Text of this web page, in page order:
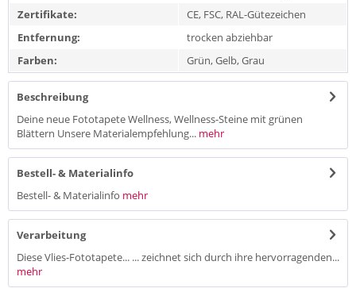
Zertifikate:
CE, FSC, RAL-Gütezeichen
Entfernung:
trocken abziehbar
Farben:
Grün, Gelb, Grau
Beschreibung
Deine neue Fototapete Wellness, Wellness-Steine mit grünen
Blättern Unsere Materialempfehlung... mehr
Bestell- & Materialinfo
Bestell- & Materialinfo mehr
Verarbeitung
Diese Vlies-Fototapete... ... zeichnet sich durch ihre hervorragenden...
mehr